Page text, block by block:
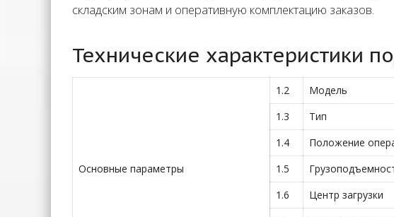
складским зонам и оперативную комплектацию заказов.
Технические характеристики
Основные параметры
1.2 Модель
1.3
Тип
1.4
Положение
1.5
1.6
Центр загрузки